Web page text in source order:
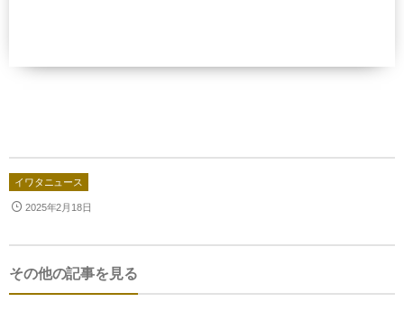
イワタニュース
2025年2月18日
その他の記事を見る